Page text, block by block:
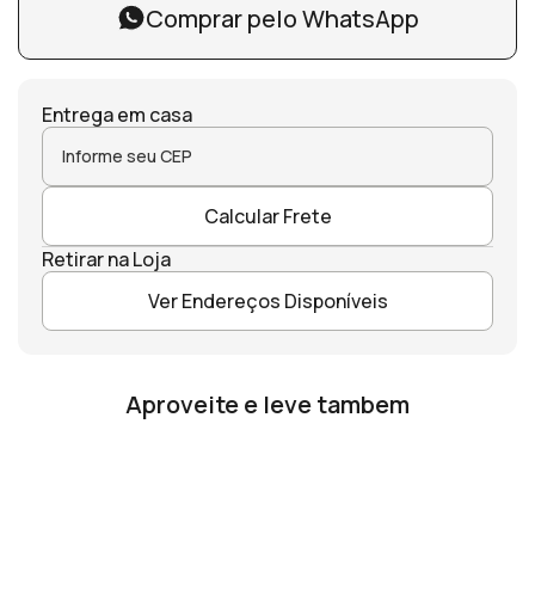
Comprar pelo WhatsApp
Entrega em casa
Calcular Frete
Retirar na Loja
Ver Endereços Disponíveis
Aproveite e leve tambem